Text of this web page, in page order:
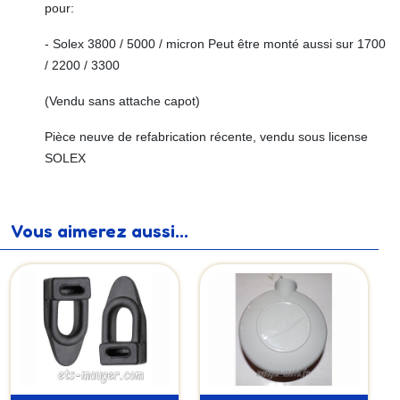
pour:
- Solex 3800 / 5000 / micron Peut être monté aussi sur 1700
/ 2200 / 3300
(Vendu sans attache capot)
Pièce neuve de refabrication récente, vendu sous license
SOLEX
Vous aimerez aussi...